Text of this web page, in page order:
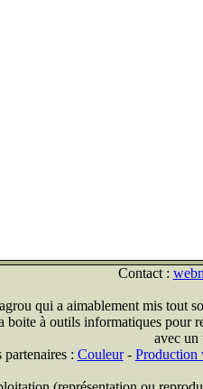
Contact :
qui a aimablement mis tout
à outils informatiques
avec un
partenaires : Couleur- Production